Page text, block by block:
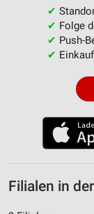
✔
✔ Folge
✔ Push-
✔
Filialen in